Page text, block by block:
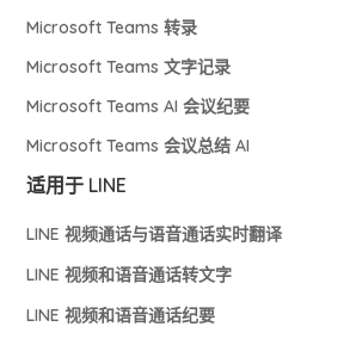
Microsoft Teams 转录
Microsoft Teams 文字记录
Microsoft Teams AI 会议纪要
Microsoft Teams 会议总结 AI
适用于 LINE
LINE 视频通话与语音通话实时翻译
LINE 视频和语音通话转文字
LINE 视频和语音通话纪要